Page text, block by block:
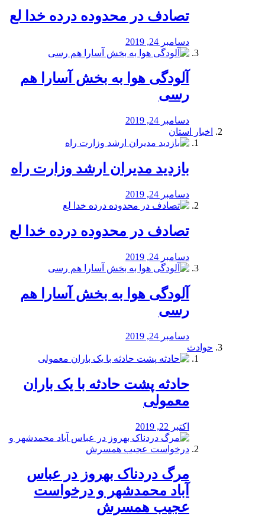
تصادف در محدوده درده خدا لع
دسامبر 24, 2019
آلودگی هوا به بخش آسارا هم
رسی
دسامبر 24, 2019
اخبار استان
بازدید مدیران ارشد وزارت راه
دسامبر 24, 2019
تصادف در محدوده درده خدا لع
دسامبر 24, 2019
آلودگی هوا به بخش آسارا هم
رسی
دسامبر 24, 2019
حوادث
️حادثه پشت حادثه با یک باران
معمولی
اکتبر 22, 2019
مرگ دردناک بهروز در عباس
آباد محمدشهر و درخواست
عجیب همسرش